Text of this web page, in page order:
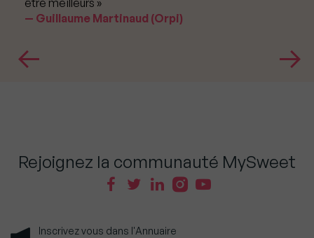
être meilleurs »
Guillaume Martinaud (Orpi)
Rejoignez la communauté MySweet
Inscrivez vous dans l'Annuaire